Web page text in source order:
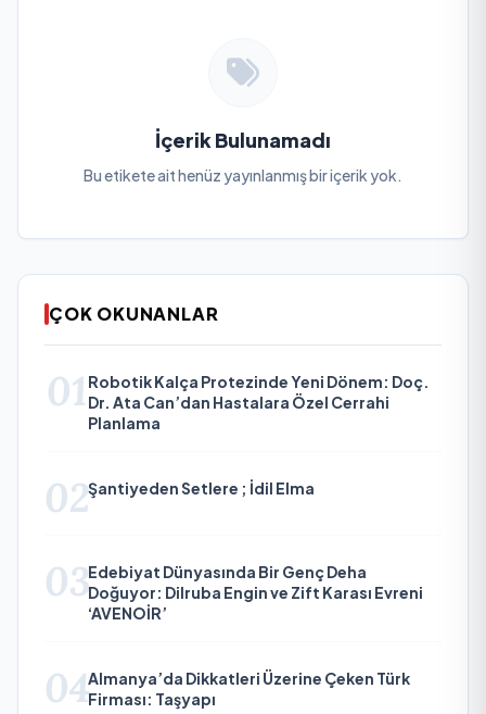
İçerik Bulunamadı
Bu etikete ait henüz yayınlanmış bir içerik yok.
ÇOK OKUNANLAR
01 Robotik Kalça Protezinde Yeni Dönem: Doç.
Dr. Ata Can’dan Hastalara Özel Cerrahi
Planlama
02Şantiyeden Setlere ; İdil Elma
03Edebiyat Dünyasında Bir Genç Deha
Doğuyor: Dilruba Engin ve Zift Karası Evreni
‘AVENOİR’
04Almanya’da Dikkatleri Üzerine Çeken Türk
Firması: Taşyapı